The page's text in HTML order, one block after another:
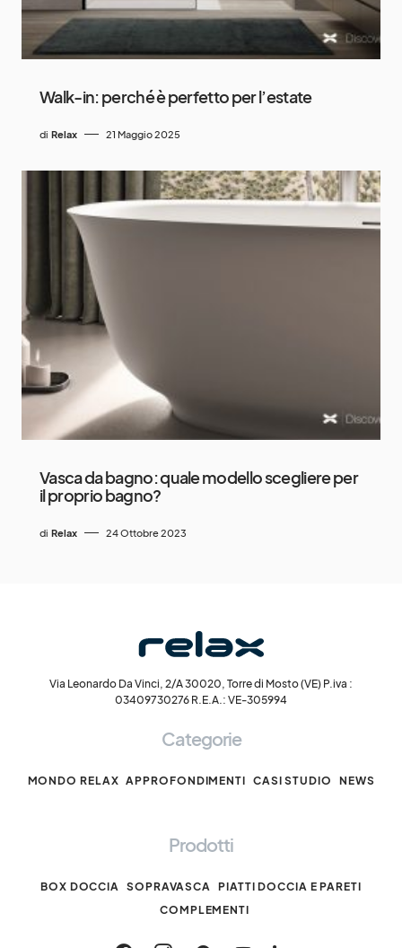
Walk-in: perché è perfetto per l’estate
di Relax 21 Maggio 2025
Vasca da bagno: quale modello scegliere per
il proprio bagno?
di Relax 24 Ottobre 2023
Via Leonardo Da Vinci, 2/A 30020, Torre di Mosto (VE) P.iva :
03409730276 R.E.A.: VE-305994
Categorie
MONDO RELAX APPROFONDIMENTI CASI STUDIO NEWS
Prodotti
BOX DOCCIA SOPRAVASCA
PIATTI DOCCIA E PARETI
COMPLEMENTI